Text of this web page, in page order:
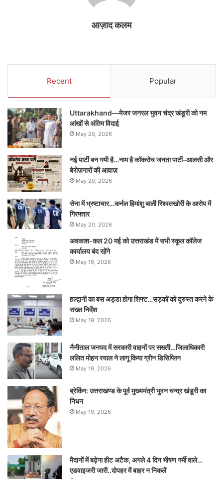
आज़ाद कलम
Recent Popular
Uttarakhand—मेजर जनरल भुवन चंद्र खंडूरी को नम
आंखों से अंतिम विदाई
May 20, 2026
नई पार्टी बन गयी है…नाम है कॉकरोच जनता पार्टी–आलसी और
बेरोज़गारों की आवाज़
May 20, 2026
सेना में भ्रष्टाचार…कर्नल हिमांशु बाली रिश्वतखोरी के आरोप में
गिरफ्तार
May 20, 2026
अवकाश-कल 20 मई को उत्तराखंड में सभी स्कूल कॉलेज
कार्यालय बंद रहेंगे
May 19, 2026
हल्द्वानी का बस अड्डा होगा शिफ्ट…सड़कों को दुरुस्त करने के
सख्त निर्देश
May 19, 2026
नैनीताल जनपद में सरकारी वाहनों पर सख्ती…जिलाधिकारी
ललित मोहन रयाल ने लागू किया ग्रीन डिसिप्लिन
May 19, 2026
ब्रेकिंग: उत्तराखण्ड के पूर्व मुख्यमंत्री भुवन चन्द्र खंडूरी का
निधन
May 19, 2026
मैदानों में बढ़ेगा हीट अटैक, अगले 4 दिन भीषण गर्मी वाले…
एडवाइजरी जारी..दोपहर में बाहर न निकलें